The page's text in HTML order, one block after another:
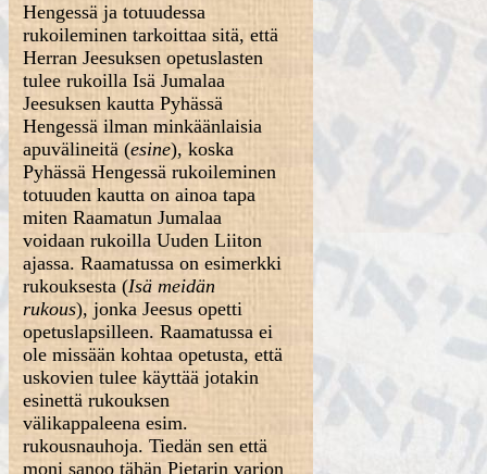
Hengessä ja totuudessa
rukoileminen tarkoittaa sitä, että
Herran Jeesuksen opetuslasten
tulee rukoilla Isä Jumalaa
Jeesuksen kautta Pyhässä
Hengessä ilman minkäänlaisia
apuvälineitä (esine), koska
Pyhässä Hengessä rukoileminen
totuuden kautta on ainoa tapa
miten Raamatun Jumalaa
voidaan rukoilla Uuden Liiton
ajassa. Raamatussa on esimerkki
rukouksesta (Isä meidän
rukous), jonka Jeesus opetti
opetuslapsilleen. Raamatussa ei
ole missään kohtaa opetusta, että
uskovien tulee käyttää jotakin
esinettä rukouksen
välikappaleena esim.
rukousnauhoja. Tiedän sen että
moni sanoo tähän Pietarin varjon